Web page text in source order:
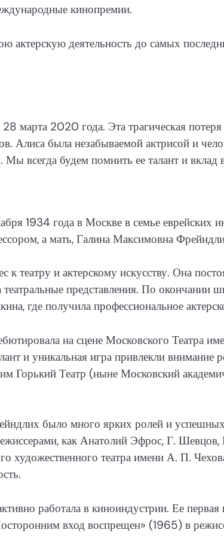
кинопремии.
актерскую деятельность до самых
марта 2020 года. Эта трагическая
Алиса была незабываемой актрисой и
всегда будем помнить ее талант и вклад
1934 года в Москве в семье еврейских
а мать, Галина Максимовна
к театру и актерскому искусству. Она
театральные представления. По
где получила профессиональное
на сцене Московского Театра
и уникальная игра привлекли
Горький Театр (ныне Московский
было много ярких ролей и успешных
как Анатолий Эфрос, Г.
художественного театра имени А. П.
работала в киноиндустрии. Ее
вход воспрещен» (1965) в